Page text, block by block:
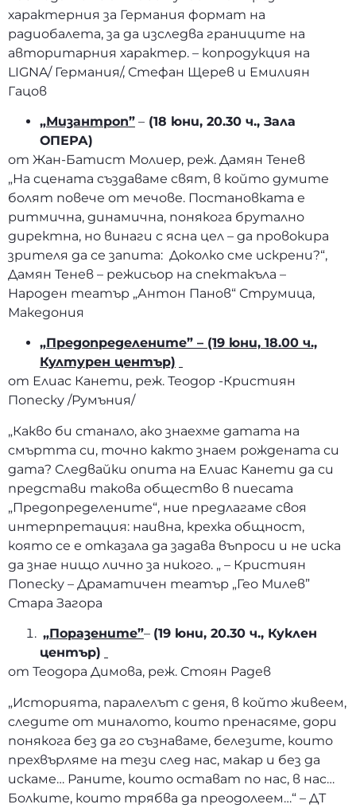
характерния за Германия формат на
радиобалета, за да изследва границите на
авторитарния характер. – копродукция на
LIGNA/ Германия/, Стефан Щерев и Емилиян
Гацов
„Мизантроп” – (18 юни, 20.30 ч., Зала
ОПЕРА)
от Жан-Батист Молиер, реж. Дамян Тенев
„На сцената създаваме свят, в който думите
болят повече от мечове. Постановката е
ритмична, динамична, понякога брутално
директна, но винаги с ясна цел – да провокира
зрителя да се запита: Доколко сме искрени?“,
Дамян Тенев – режисьор на спектакъла –
Народен театър „Антон Панов“ Струмица,
Македония
„Предопределените” – (19 юни, 18.00 ч.,
Културен център)
от Елиас Канети, реж. Теодор -Кристиян
Попеску /Румъния/
„Какво би станало, ако знаехме датата на
смъртта си, точно както знаем рождената си
дата? Следвайки опита на Елиас Канети да си
представи такова общество в пиесата
„Предопределените“, ние предлагаме своя
интерпретация: наивна, крехка общност,
която се е отказала да задава въпроси и не иска
да знае нищо лично за никого. „ – Кристиян
Попеску – Драматичен театър „Гео Милев”
Стара Загора
„Поразените”– (19 юни, 20.30 ч., Куклен
център)
от Теодора Димова, реж. Стоян Радев
„Историята, паралелът с деня, в който живеем,
следите от миналото, които пренасяме, дори
понякога без да го съзнаваме, белезите, които
прехвърляме на тези след нас, макар и без да
искаме… Раните, които остават по нас, в нас…
Болките, които трябва да преодолеем…“ – ДТ